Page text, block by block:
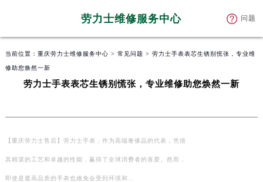
劳力士维修服务中心 问题
当前位置： 重庆劳力士维修服务中心 > 常见问题 > 劳力士手表表芯生锈别慌张，专业维
修助您焕然一新
劳力士手表表芯生锈别慌张，专业维修助您焕然一新
【重庆劳力士售后】劳力士手表，作为高端奢侈品的代表，凭借
其精湛的工艺和卓越的性能，赢得了全球消费者的喜爱。然而，
即使是最高品质的手表也难免会受到环境和…